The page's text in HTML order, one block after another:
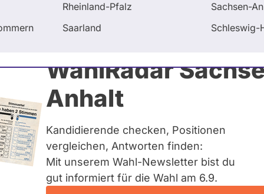
Rheinland-Pfalz
Saarland
Sachsen-
Schleswig-
WahlRadar
Anhalt
Kandidierende checken, Positionen
vergleichen, Antworten finden:
Mit unserem Wahl-Newsletter bist du
gut informiert für die Wahl am 6.9.
Pfaffenhofen a.d.Ilm